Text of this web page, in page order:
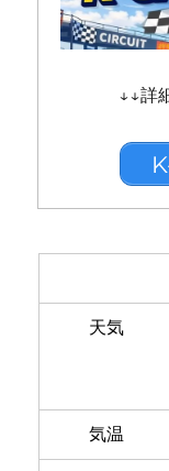
↓↓詳
天気
気温